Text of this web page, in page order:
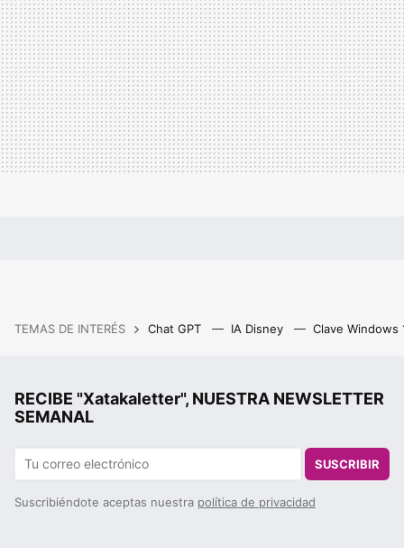
TEMAS DE INTERÉS Chat GPT IA Disney Clave Windows
RECIBE "Xatakaletter", NUESTRA NEWSLETTER
SEMANAL
SUSCRIBIR
Suscribiéndote aceptas nuestra política de privacidad